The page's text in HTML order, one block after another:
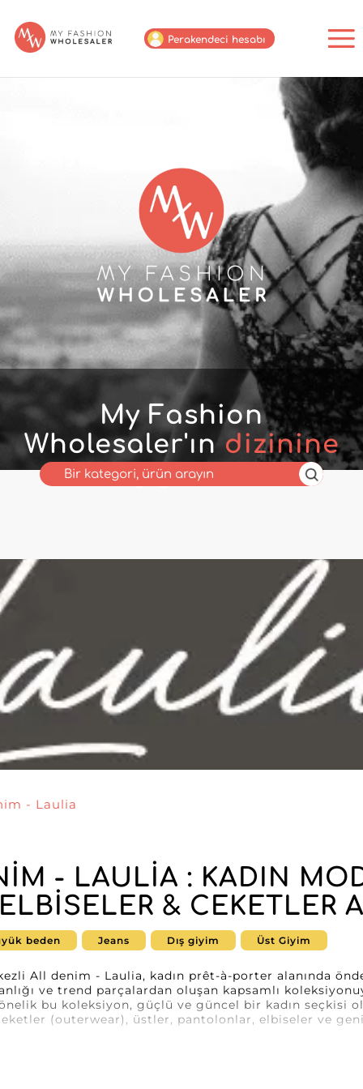
Perakendeci hesabı
My Fashion
Wholesaler'ın dizinine
hoş geldiniz
- Laulia
- LAULIA : KADIN
& CEKETLER
beden Jeans Dış giyim Üst Giyim
All denim - Laulia, kadın prêt-à-porter alanında
ve trend parçalardan oluşan kapsamlı
bu koleksiyon, güçlü ve güncel bir kadın seçkisi
(outerwear), üstler, pantolonlar, elbiseler ve